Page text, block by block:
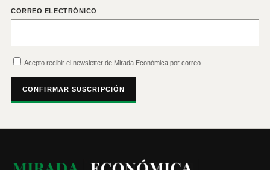
CORREO ELECTRÓNICO
Acepto recibir el newsletter de Mirada Económica por correo.
CONFIRMAR SUSCRIPCIÓN